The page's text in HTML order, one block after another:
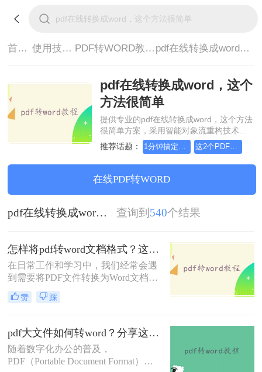
首页> 使用技巧> PDF转WORD教程> pdf在线转换成word，这个方法很简单
pdf在线转换成word，这个
方法很简单
提供专业的pdf在线转换成word，这个方法
很简单方案，采用智能对象流重构技术，
确保文档1:1高保真还原且排版不乱码。支
持一键批量处理，全链路 SSL 加密保障隐
私安全。助您快速实现pdf在线转换成
word，这个方法很简单，无需安装，高效
办公。
推荐话题：
在线PDF转WORD
pdf在线转换成word，这个方法很简单 查询到 540个结果
怎样将pdf转word文档格式？这4个方法让你轻松掌握!
在日常工作和学习中，我们经常会遇
到需要将PDF文件转换为Word文档格
式的情况，以便进行编辑、修改或进
一步处理。PDF文件虽然具有良好的
意修改的特点，但在需要频繁编辑或
调整文档内容时，Word文档则显得更
为灵活和方便。那么怎样将pdf转word
文档格式呢？以下将介绍四种将PDF
赞 踩
pdf大文件如何转word？分享这三种方法！
随着数字化办公的普及，
PDF（Portable Document Format）和